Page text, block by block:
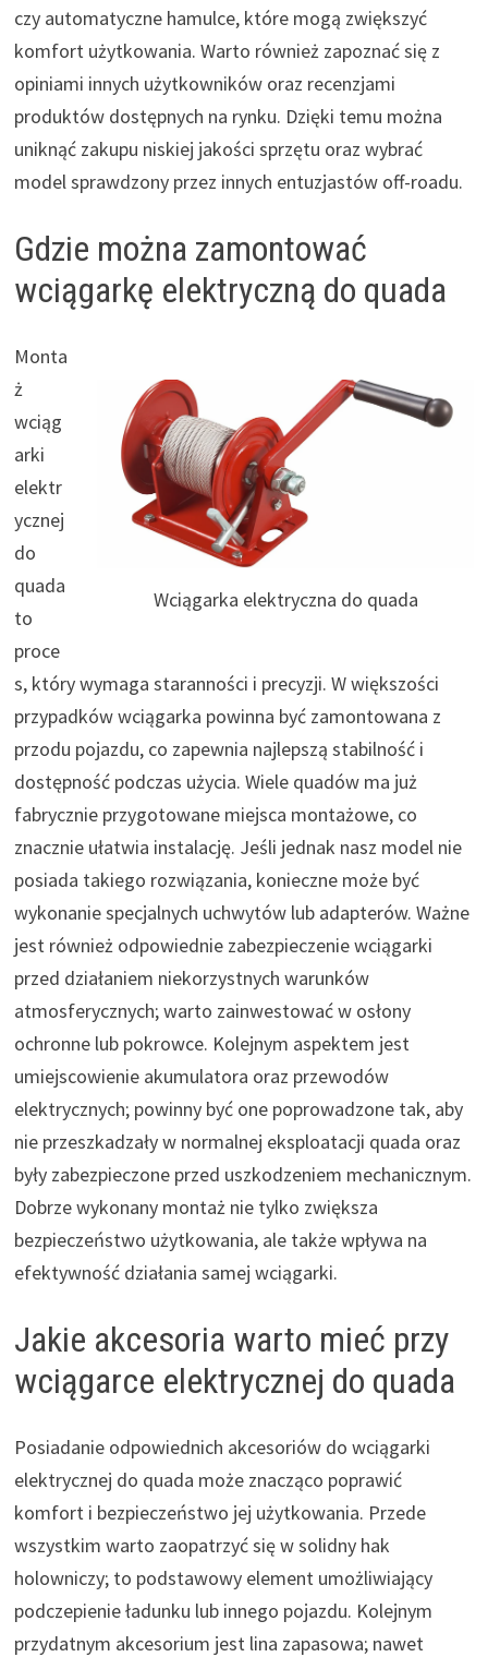
czy automatyczne hamulce, które mogą zwiększyć
komfort użytkowania. Warto również zapoznać się z
opiniami innych użytkowników oraz recenzjami
produktów dostępnych na rynku. Dzięki temu można
uniknąć zakupu niskiej jakości sprzętu oraz wybrać
model sprawdzony przez innych entuzjastów off-roadu.
Gdzie można zamontować
wciągarkę elektryczną do quada
Wciągarka elektryczna do quada
Monta
ż
wciąg
arki
elektr
ycznej
do
quada
to
proce
s, który wymaga staranności i precyzji. W większości
przypadków wciągarka powinna być zamontowana z
przodu pojazdu, co zapewnia najlepszą stabilność i
dostępność podczas użycia. Wiele quadów ma już
fabrycznie przygotowane miejsca montażowe, co
znacznie ułatwia instalację. Jeśli jednak nasz model nie
posiada takiego rozwiązania, konieczne może być
wykonanie specjalnych uchwytów lub adapterów. Ważne
jest również odpowiednie zabezpieczenie wciągarki
przed działaniem niekorzystnych warunków
atmosferycznych; warto zainwestować w osłony
ochronne lub pokrowce. Kolejnym aspektem jest
umiejscowienie akumulatora oraz przewodów
elektrycznych; powinny być one poprowadzone tak, aby
nie przeszkadzały w normalnej eksploatacji quada oraz
były zabezpieczone przed uszkodzeniem mechanicznym.
Dobrze wykonany montaż nie tylko zwiększa
bezpieczeństwo użytkowania, ale także wpływa na
efektywność działania samej wciągarki.
Jakie akcesoria warto mieć przy
wciągarce elektrycznej do quada
Posiadanie odpowiednich akcesoriów do wciągarki
elektrycznej do quada może znacząco poprawić
komfort i bezpieczeństwo jej użytkowania. Przede
wszystkim warto zaopatrzyć się w solidny hak
holowniczy; to podstawowy element umożliwiający
podczepienie ładunku lub innego pojazdu. Kolejnym
przydatnym akcesorium jest lina zapasowa; nawet